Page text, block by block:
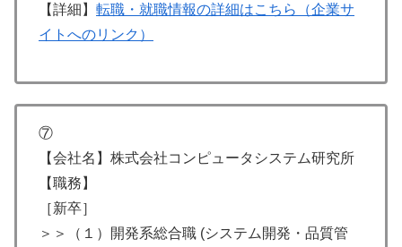
【詳細】 転職・就職情報の詳細はこちら（企業サ
イトへのリンク）
⑦
【会社名】株式会社コンピュータシステム研究所
【職務】
［新卒］
＞＞（１）開発系総合職 (システム開発・品質管